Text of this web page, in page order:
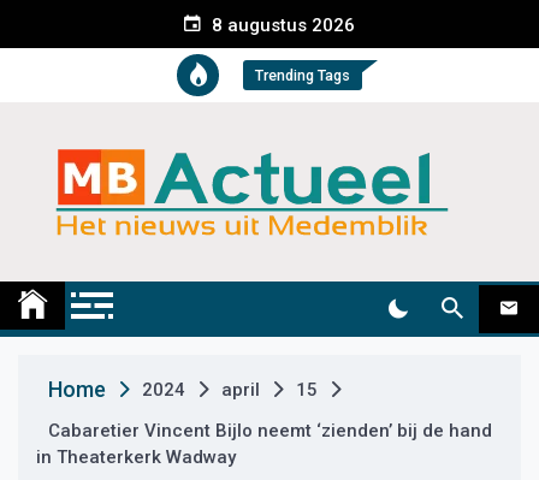
e
t
8 augustus 2026
Trending Tags
Medemblik Actueel
Home 2024 april
15
Cabaretier Vincent Bijlo neemt ‘zienden’ bij de hand
in Theaterkerk Wadway